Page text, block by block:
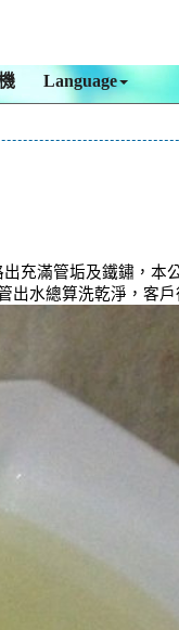
Language
充滿管垢及鐵鏽，本
水總算洗乾淨，客